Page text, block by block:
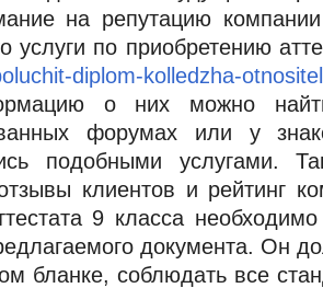
на репутацию
услуги по приобретению
diplom-kolledzha-
о них можно
форумах или у
подобными услугами.
клиентов и рейтинг
9 класса
документа. Он
бланке, соблюдать все